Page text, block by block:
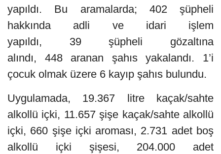
yapıldı. Bu aramalarda; 402 şüpheli
hakkında adli ve idari işlem
yapıldı, 39 şüpheli gözaltına
alındı, 448 aranan şahıs yakalandı. 1’i
çocuk olmak üzere 6 kayıp şahıs bulundu.
Uygulamada, 19.367 litre kaçak/sahte
alkollü içki, 11.657 şişe kaçak/sahte alkollü
içki, 660 şişe içki aroması, 2.731 adet boş
alkollü içki şişesi, 204.000 adet